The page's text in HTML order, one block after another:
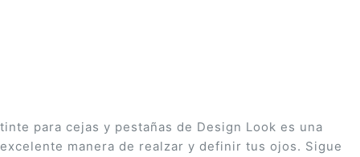
tinte para cejas y pestañas de Design Look es una
excelente manera de realzar y definir tus ojos. Sigue